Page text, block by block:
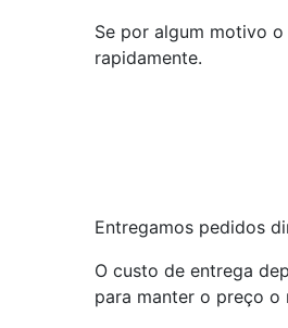
Se por algum motivo
rapidamente.
Entregamos pedidos
O custo de entrega
para manter o preço o